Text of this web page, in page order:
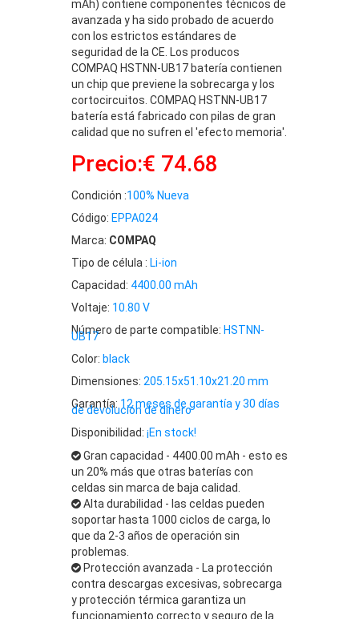
mAh) contiene componentes técnicos de
avanzada y ha sido probado de acuerdo
con los estrictos estándares de
seguridad de la CE. Los producos
COMPAQ HSTNN-UB17 batería contienen
un chip que previene la sobrecarga y los
cortocircuitos. COMPAQ HSTNN-UB17
batería está fabricado con pilas de gran
calidad que no sufren el 'efecto memoria'.
Precio:€ 74.68
Condición :100% Nueva
Código: EPPA024
Marca: COMPAQ
Tipo de célula : Li-ion
Capacidad: 4400.00 mAh
Voltaje: 10.80 V
Número de parte compatible: HSTNN-
UB17
Color: black
Dimensiones: 205.15x51.10x21.20 mm
Garantía: 12 meses de garantía y 30 días
de devolución de dinero
Disponibilidad: ¡En stock!
Gran capacidad - 4400.00 mAh - esto es
un 20% más que otras baterías con
celdas sin marca de baja calidad.
Alta durabilidad - las celdas pueden
soportar hasta 1000 ciclos de carga, lo
que da 2-3 años de operación sin
problemas.
Protección avanzada - La protección
contra descargas excesivas, sobrecarga
y protección térmica garantiza un
funcionamiento correcto y seguro de la